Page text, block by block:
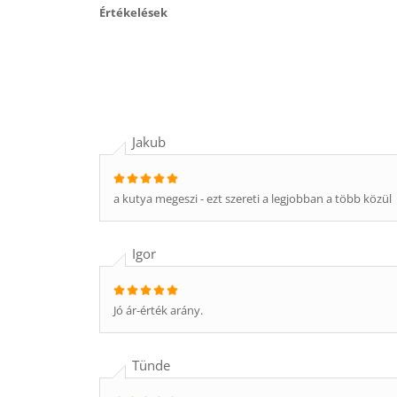
Értékelések
Jakub
a kutya megeszi - ezt szereti a legjobban a több közül
Igor
Jó ár-érték arány.
Tünde